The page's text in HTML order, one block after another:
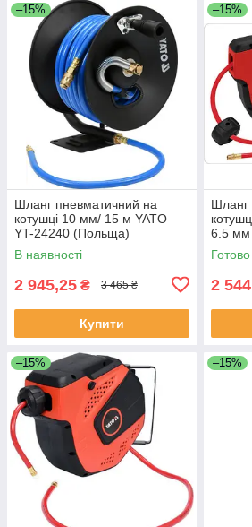
–15%
Шланг пневматичний на
котушці 10 мм/ 15 м YATO
YT-24240 (Польща)
В наявності
2 945,25 ₴ 3 465 ₴
Купити
–15%
Шланг
6.5 мм
2
–15% –15%